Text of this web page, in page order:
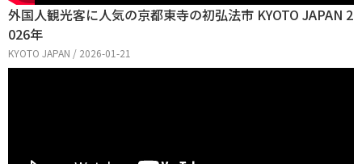
外国人観光客に人気の京都東寺の初弘法市 KYOTO JAPAN 2
026年
KYOTO JAPAN / 2026-01-21